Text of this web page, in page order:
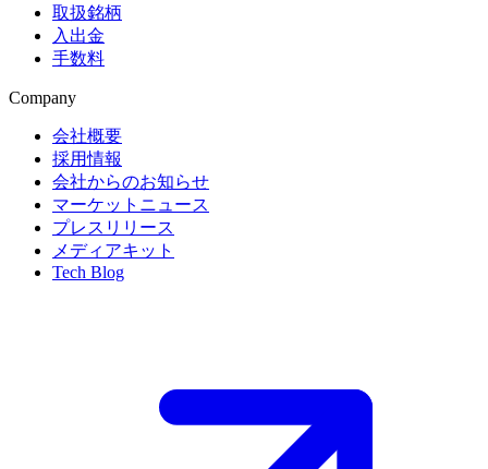
取扱銘柄
入出金
手数料
Company
会社概要
採用情報
会社からのお知らせ
マーケットニュース
プレスリリース
メディアキット
Tech Blog